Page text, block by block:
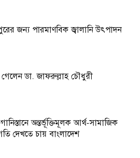
জন্য পারমাণবিক জ্বালানি উৎপাদন
ডা. জাফরুল্লাহ চৌধুরী
অন্তর্ভূক্তিমূলক আর্থ-সামাজিক
দেখতে চায় বাংলাদেশ